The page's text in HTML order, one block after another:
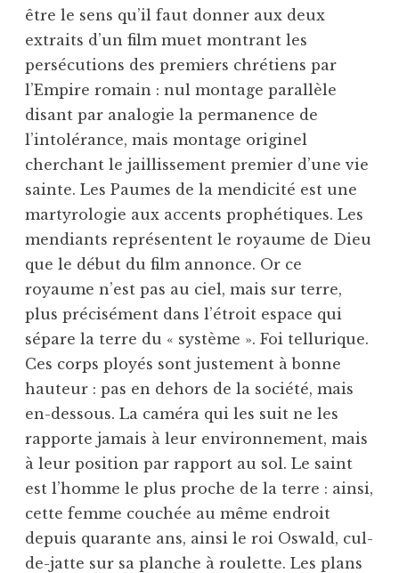
être le sens qu’il faut donner aux deux
extraits d’un film muet montrant les
persécutions des premiers chrétiens par
l’Empire romain : nul montage parallèle
disant par analogie la permanence de
l’intolérance, mais montage originel
cherchant le jaillissement premier d’une vie
sainte. Les Paumes de la mendicité est une
martyrologie aux accents prophétiques. Les
mendiants représentent le royaume de Dieu
que le début du film annonce. Or ce
royaume n’est pas au ciel, mais sur terre,
plus précisément dans l’étroit espace qui
sépare la terre du « système ». Foi tellurique.
Ces corps ployés sont justement à bonne
hauteur : pas en dehors de la société, mais
en-dessous. La caméra qui les suit ne les
rapporte jamais à leur environnement, mais
à leur position par rapport au sol. Le saint
est l’homme le plus proche de la terre : ainsi,
cette femme couchée au même endroit
depuis quarante ans, ainsi le roi Oswald, cul-
de-jatte sur sa planche à roulette. Les plans